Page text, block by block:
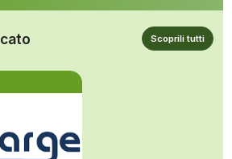
Scoprili tutti